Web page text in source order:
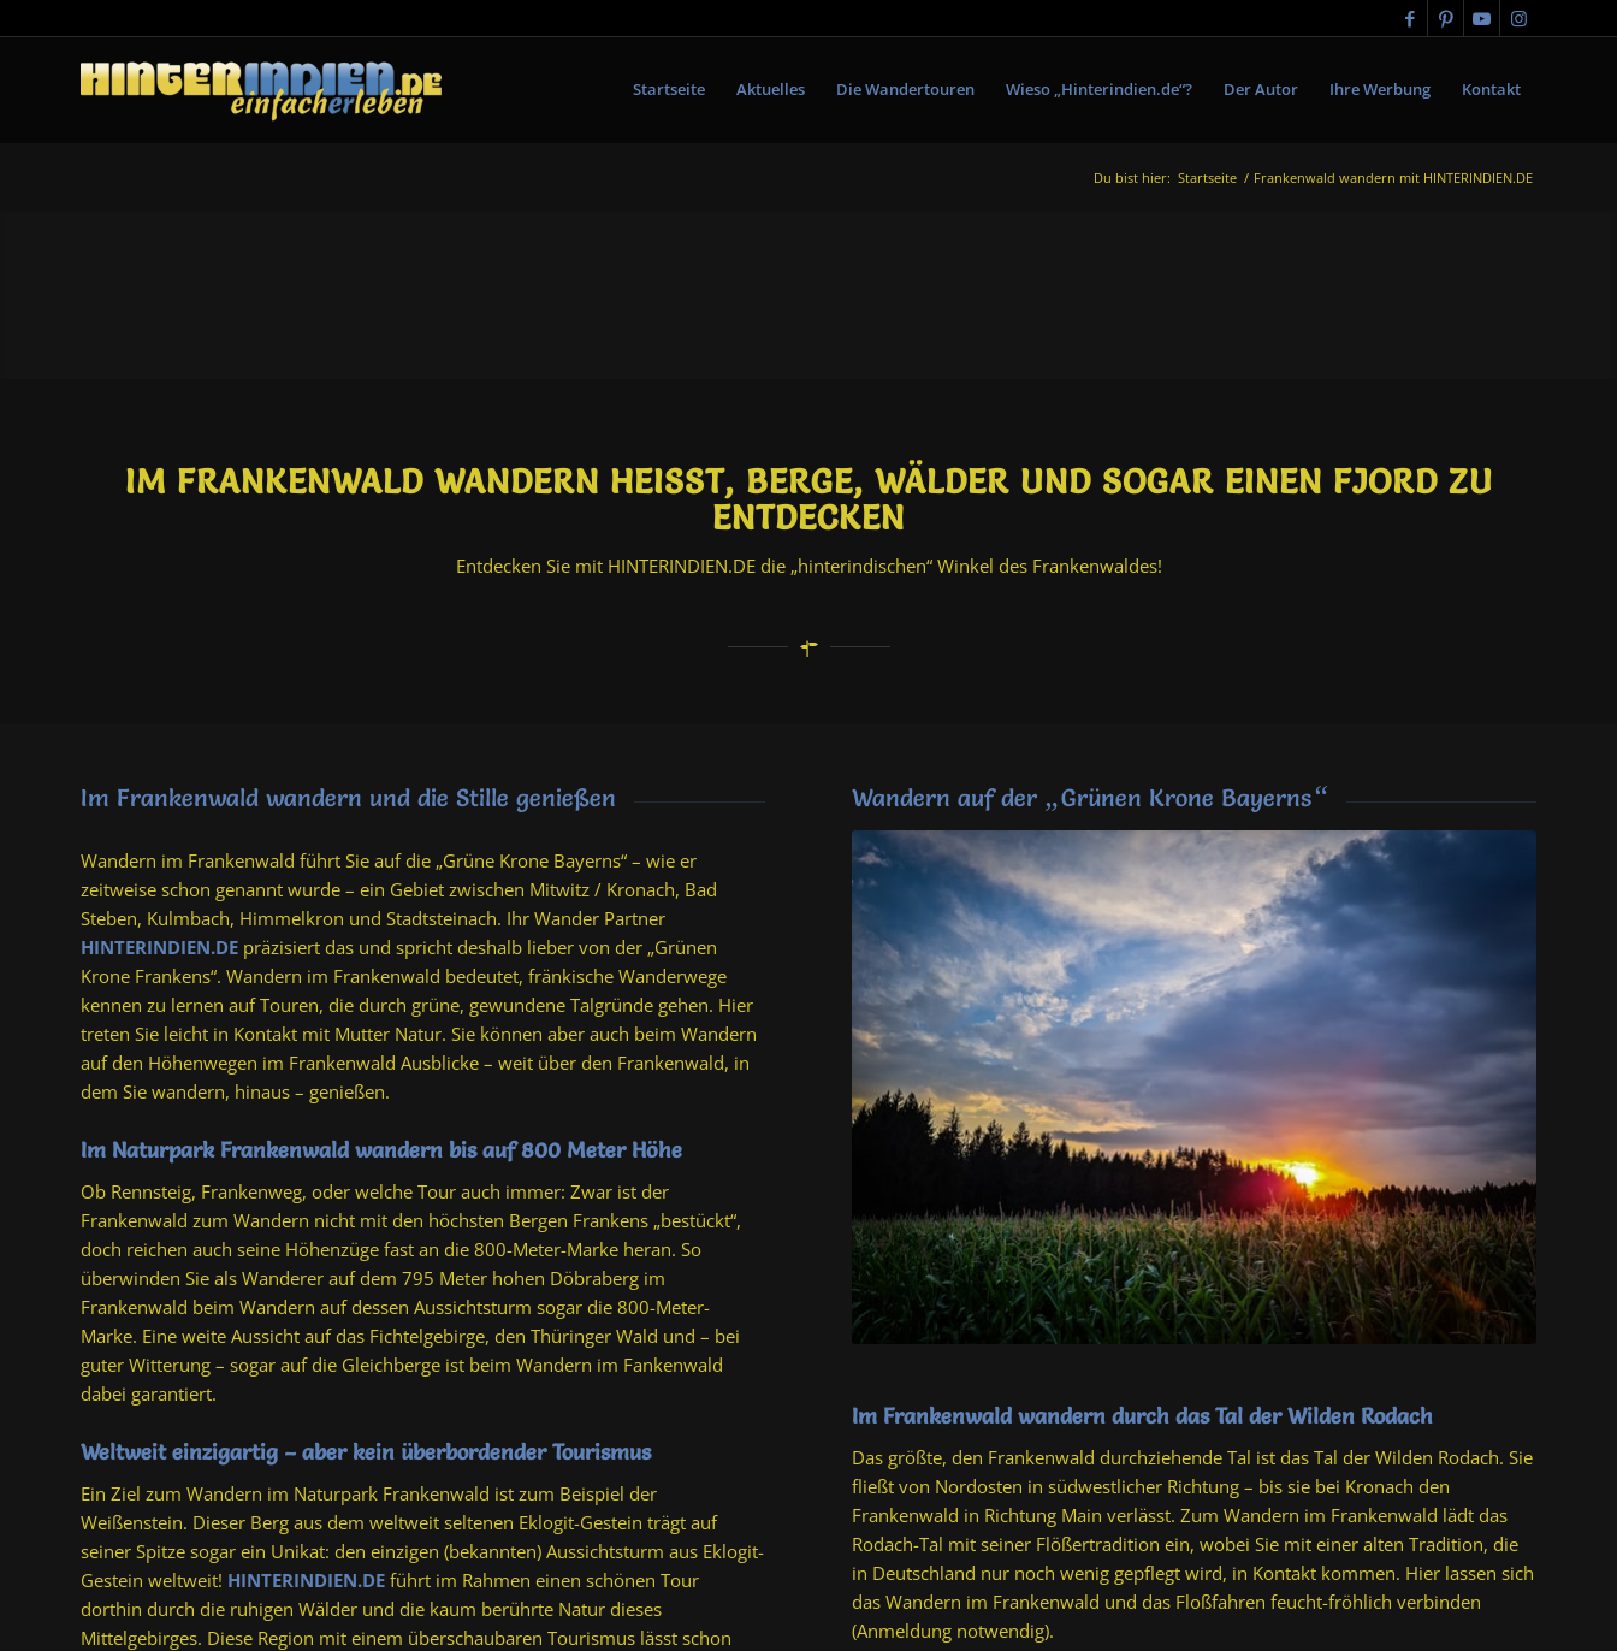
Startseite Aktuelles Die Wandertouren Wieso „Hinterindien.de“? Der Autor Ihre Werbung Kontakt
Du bist hier: Startseite / Frankenwald wandern mit HINTERINDIEN.DE
IM FRANKENWALD WANDERN HEISST, BERGE, WÄLDER UND SOGAR EINEN FJORD ZU E
NTDECKEN
Entdecken Sie mit HINTERINDIEN.DE die „hinterindischen“ Winkel des Frankenwaldes!
Im Frankenwald wandern und die Stille genießen
Wandern im Frankenwald führt Sie auf die „Grüne Krone Bayerns“ – wie er
zeitweise schon genannt wurde – ein Gebiet zwischen Mitwitz / Kronach, Bad
Steben, Kulmbach, Himmelkron und Stadtsteinach. Ihr Wander Partner
HINTERINDIEN.DE präzisiert das und spricht deshalb lieber von der „Grünen
Krone Frankens“. Wandern im Frankenwald bedeutet, fränkische Wanderwege
kennen zu lernen auf Touren, die durch grüne, gewundene Talgründe gehen. Hier
treten Sie leicht in Kontakt mit Mutter Natur. Sie können aber auch beim Wandern
auf den Höhenwegen im Frankenwald Ausblicke – weit über den Frankenwald, in
dem Sie wandern, hinaus – genießen.
Im Naturpark Frankenwald wandern bis auf 800 Meter Höhe
Ob Rennsteig, Frankenweg, oder welche Tour auch immer: Zwar ist der
Frankenwald zum Wandern nicht mit den höchsten Bergen Frankens „bestückt“,
doch reichen auch seine Höhenzüge fast an die 800-Meter-Marke heran. So
überwinden Sie als Wanderer auf dem 795 Meter hohen Döbraberg im
Frankenwald beim Wandern auf dessen Aussichtsturm sogar die 800-Meter-
Marke. Eine weite Aussicht auf das Fichtelgebirge, den Thüringer Wald und – bei
guter Witterung – sogar auf die Gleichberge ist beim Wandern im Fankenwald
dabei garantiert.
Weltweit einzigartig – aber kein überbordender Tourismus
Ein Ziel zum Wandern im Naturpark Frankenwald ist zum Beispiel der
Weißenstein. Dieser Berg aus dem weltweit seltenen Eklogit-Gestein trägt auf
seiner Spitze sogar ein Unikat: den einzigen (bekannten) Aussichtsturm aus Eklogit-
Gestein weltweit! HINTERINDIEN.DE führt im Rahmen einen schönen Tour
dorthin durch die ruhigen Wälder und die kaum berührte Natur dieses
Mittelgebirges. Diese Region mit einem überschaubaren Tourismus lässt schon
Wandern auf der „Grünen Krone Bayerns“
Im Frankenwald wandern durch das Tal der Wilden Rodach
Das größte, den Frankenwald durchziehende Tal ist das Tal der Wilden Rodach. Sie
fließt von Nordosten in südwestlicher Richtung – bis sie bei Kronach den
Frankenwald in Richtung Main verlässt. Zum Wandern im Frankenwald lädt das
Rodach-Tal mit seiner Flößertradition ein, wobei Sie mit einer alten Tradition, die
in Deutschland nur noch wenig gepflegt wird, in Kontakt kommen. Hier lassen sich
das Wandern im Frankenwald und das Floßfahren feucht-fröhlich verbinden
(Anmeldung notwendig).